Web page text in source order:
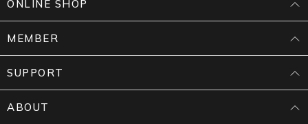
ONLINE SHOP
MEMBER
SUPPORT
ABOUT